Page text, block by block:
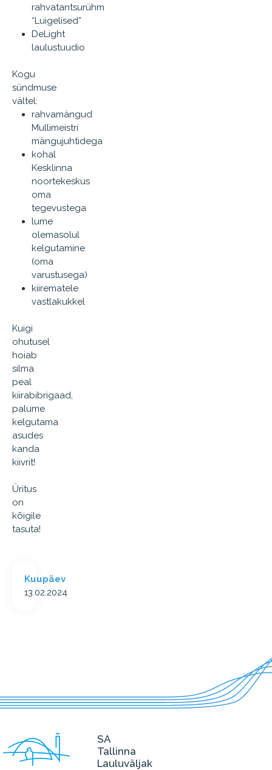
rahvatantsurühm
“Luigelised”
DeLight
laulustuudio
Kogu
sündmuse
vältel:
rahvamängud
Mullimeistri
mängujuhtidega
kohal
Kesklinna
noortekeskus
oma
tegevustega
lume
olemasolul
kelgutamine
(oma
varustusega)
kiirematele
vastlakukkel
Kuigi
ohutusel
hoiab
silma
peal
kiirabibrigaad,
palume
kelgutama
asudes
kanda
kiivrit!
Üritus
on
kõigile
tasuta!
Kuupäev
13.02.2024
SA
Tallinna
Lauluväljak